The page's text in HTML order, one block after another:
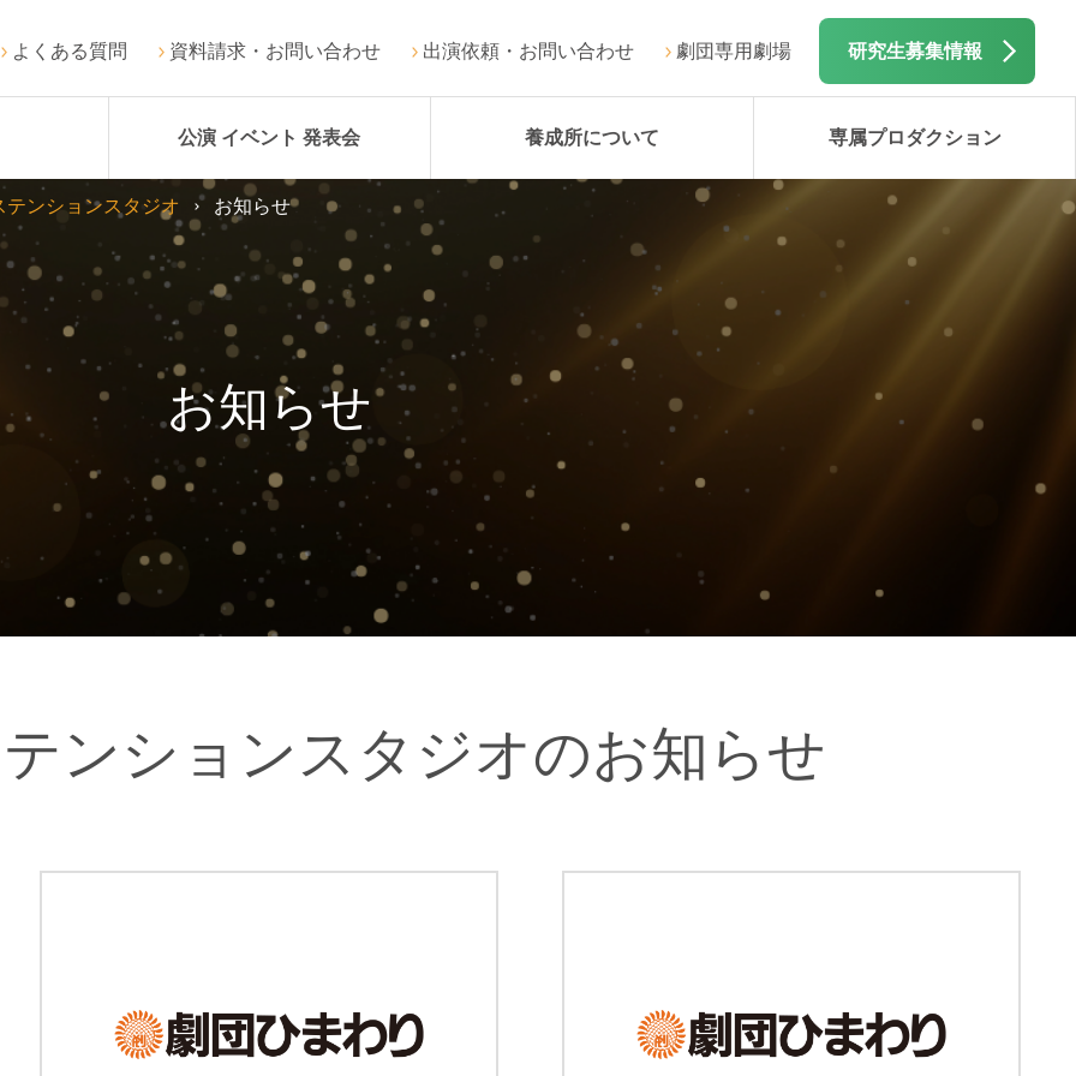
よくある質問 資料請求・お問い合わせ 出演依頼・お問い合わせ 劇団専用劇場 研究生募集情報
公演 イベント 発表会 養成所について 専属プロダクション
お知らせ
テンションスタジオ お知らせ
ンションスタジオのお知らせ